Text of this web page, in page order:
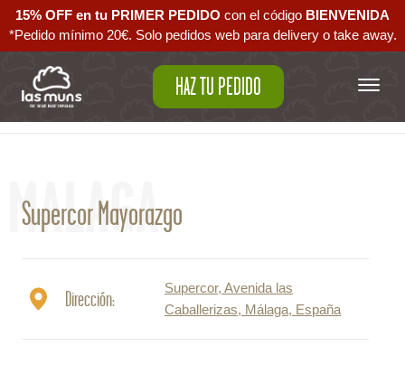
15% OFF en tu PRIMER PEDIDO con el código ‪ BIENVENIDA‬
*Pedido mínimo 20€. Solo pedidos web para delivery o take away.
HAZ TU PEDIDO
Volver al mapa
MÁLAGA
Supercor Mayorazgo
Dirección:
Supercor, Avenida las
Caballerizas, Málaga, España